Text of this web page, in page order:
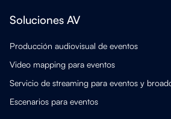
Soluciones AV
Producción audiovisual de eventos
Video mapping para eventos
Servicio de streaming para eventos y
Escenarios para eventos